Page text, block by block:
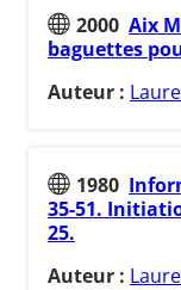
2000 Aix
baguettes
Auteur :
1980
35-51.
25.
Auteur :